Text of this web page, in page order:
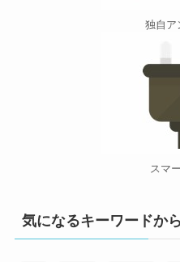
独自ア
スマ
気になるキーワードか